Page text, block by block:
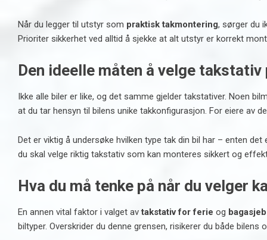
Når du legger til utstyr som praktisk takmontering, sørger du
Prioriter sikkerhet ved alltid å sjekke at alt utstyr er korrekt
Den ideelle måten å velge
Ikke alle biler er like, og det samme gjelder takstativer. Noen
at du tar hensyn til bilens unike takkonfigurasjon. For eiere av
Det er viktig å undersøke hvilken type tak din bil har – enten
du skal velge riktig takstativ som kan monteres sikkert og
Hva du må tenke på når du velger
En annen vital faktor i valget avtakstativ for ferie og
biltyper. Overskrider du denne grensen, risikerer du både bilens